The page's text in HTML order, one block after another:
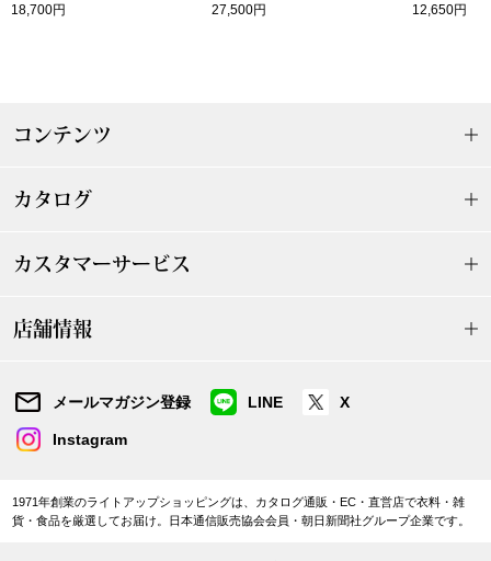
ス
おすすめブラ
ヘリーハンセン
カンタベリー
【特集】
18,700円
27,500円
12,650円
コンテンツ
カタログ
カスタマーサービス
店舗情報
メールマガジン登録 LINE X
Instagram
1971年創業のライトアップショッピングは、カタログ通販・EC・直営店で衣料・雑
貨・食品を厳選してお届け。日本通信販売協会会員・朝日新聞社グループ企業です。